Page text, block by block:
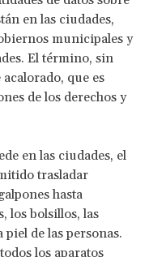
en las ciudades,
municipales y
El término, sin
que es
de los derechos y
en las ciudades, el
trasladar
hasta
los bolsillos, las
de las personas.
todos los aparatos